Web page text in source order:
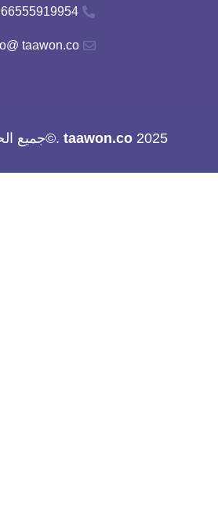
966555919954+
taawon.co
2025
taawon.co.©جميع